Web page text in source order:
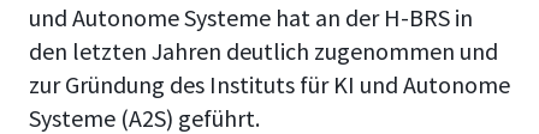
und Autonome Systeme hat an der H-BRS in
den letzten Jahren deutlich zugenommen und
zur Gründung des Instituts für KI und Autonome
Systeme (A2S) geführt.